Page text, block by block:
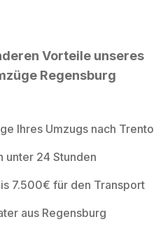
Vorteile unseres
Regensburg
Ihres Umzugs nach Trento
unter 24 Stunden
7.500€ für den Transport
aus Regensburg